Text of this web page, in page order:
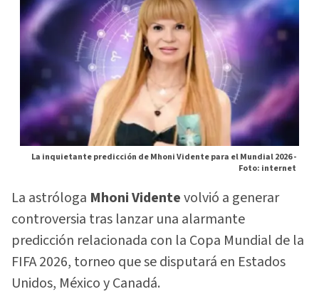
La inquietante predicción de Mhoni Vidente para el Mundial 2026 -
Foto: internet
La astróloga Mhoni Videntevolvió a generar
controversia tras lanzar una alarmante
predicción relacionada con la Copa Mundial de la
FIFA 2026, torneo que se disputará en Estados
Unidos, México y Canadá.